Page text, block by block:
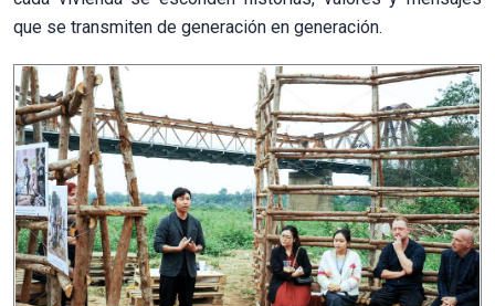
que se transmiten de generación en generación.